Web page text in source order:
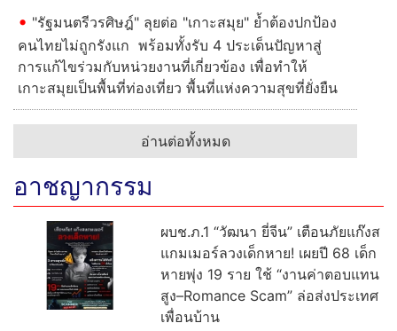
"รัฐมนตรีวรศิษฎ์" ลุยต่อ "เกาะสมุย" ย้ำต้องปกป้อง
คนไทยไม่ถูกรังแก พร้อมทั้งรับ 4 ประเด็นปัญหาสู่
การแก้ไขร่วมกับหน่วยงานที่เกี่ยวข้อง เพื่อทำให้
เกาะสมุยเป็นพื้นที่ท่องเที่ยว พื้นที่แห่งความสุขที่ยั่งยืน
อ่านต่อทั้งหมด
อาชญากรรม
ผบช.ภ.1 “วัฒนา ยี่จีน” เตือนภัยแก๊งส
แกมเมอร์ลวงเด็กหาย! เผยปี 68 เด็ก
หายพุ่ง 19 ราย ใช้ “งานค่าตอบแทน
สูง–Romance Scam” ล่อส่งประเทศ
เพื่อนบ้าน